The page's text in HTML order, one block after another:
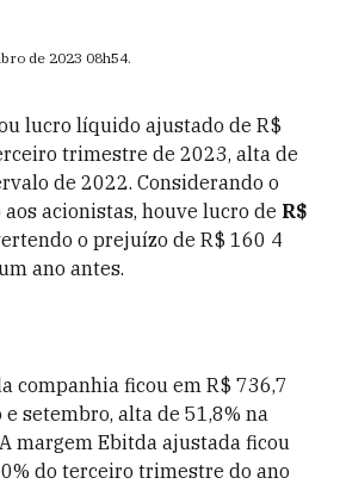
de 2023 08h54.
lucro líquido ajustado de R$
trimestre de 2023, alta de
de 2022. Considerando o
acionistas, houve lucro de R$
o prejuízo de R$ 160 4
ano antes.
companhia ficou em R$ 736,7
setembro, alta de 51,8% na
margem Ebitda ajustada ficou
do terceiro trimestre do ano